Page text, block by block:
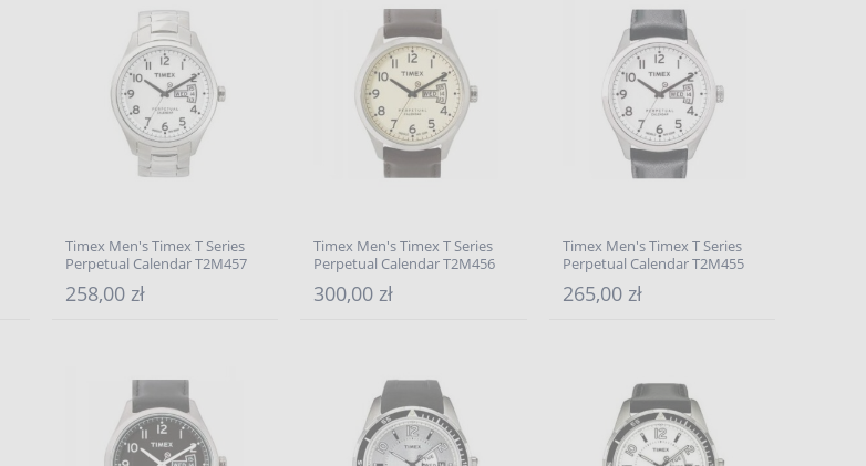
Timex Men's Timex T Series
Perpetual Calendar T2M457
258,00 zł
Timex Men's Timex T Series
Perpetual Calendar T2M456
300,00 zł
Timex Men's Timex T Series
Perpetual Calendar T2M455
265,00 zł